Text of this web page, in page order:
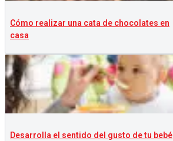
Cómo realizar una cata de chocolates en
casa
Desarrolla el sentido del gusto de tu bebé